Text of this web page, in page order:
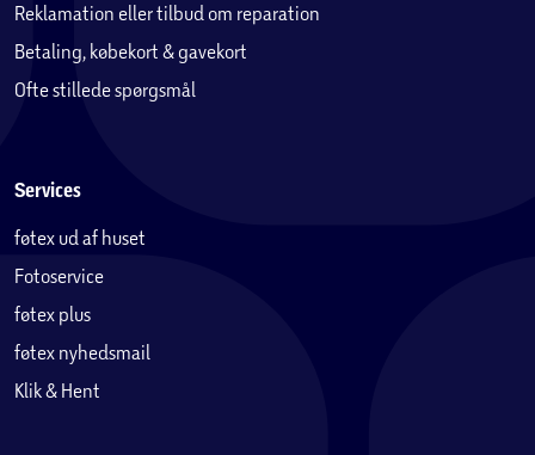
Reklamation eller tilbud om reparation
Betaling, købekort & gavekort
Ofte stillede spørgsmål
Services
føtex ud af huset
Fotoservice
føtex plus
føtex nyhedsmail
Klik & Hent